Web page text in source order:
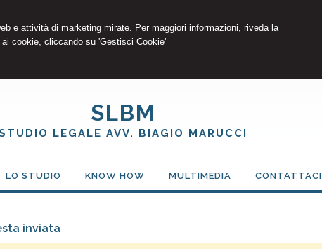
e attività di marketing mirate. Per maggiori informazioni, riveda la
cookie, cliccando su 'Gestisci Cookie'
SLBM
LEGALE AVV. BIAGIO MARUCCI
LO STUDIO KNOW HOW MULTIMEDIA CONTATTACI
inviata